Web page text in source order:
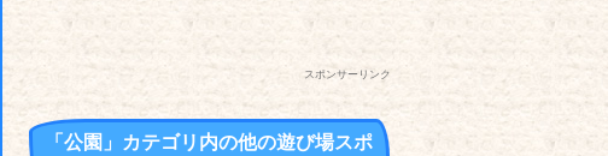
スポンサーリンク
「公園」カテゴリ内の他の遊び場スポ